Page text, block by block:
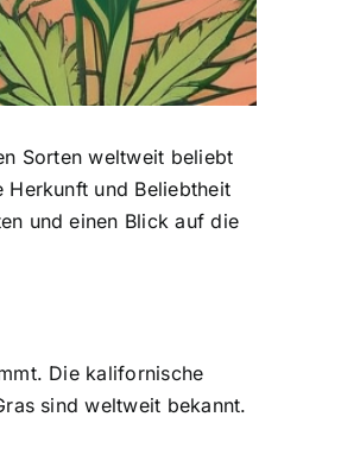
Sorten weltweit beliebt
und Beliebtheit
und einen Blick auf die
Die kalifornische
sind weltweit bekannt.